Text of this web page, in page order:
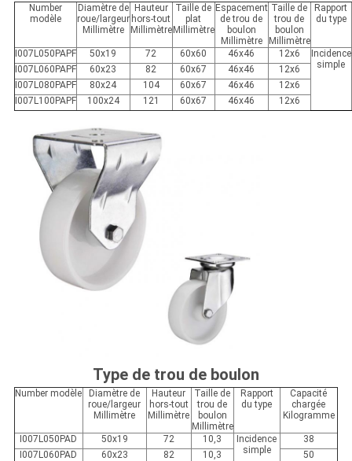
Number
modèle
Diamètre de
roue/largeur
Millimètre
Hauteur
hors-tout
Millimètre
Taille de
plat
Millimètre
Espacement
de trou de
boulon
Millimètre
Taille de
trou de
boulon
Millimètre
Rapport
du type
I007L050PAPF 50x19 72 60x60 46x46 12x6
Incidence
simple
I007L060PAPF 60x23 82 60x67 46x46
12x6
I007L080PAPF
80x24 104 60x67 46x46
12x6
I007L100PAPF
100x24 121 60x67 46x46 12x6
Type de trou de boulon
Number modèle
Diamètre de
roue/largeur
Millimètre
Hauteur
hors-tout
Millimètre
Taille de
trou de
boulon
Millimètre
Rapport
du type
Capacité
chargée
Kilogramme
I007L050PAD 50x19 72 10,3
Incidence
simple
38
I007L060PAD
60x23 82 10,3 50